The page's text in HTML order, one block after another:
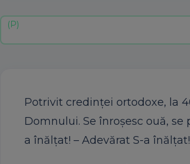
Potrivit credinței ortodoxe, la
Domnului. Se înroșesc ouă,
a înălțat! – Adevărat S-a